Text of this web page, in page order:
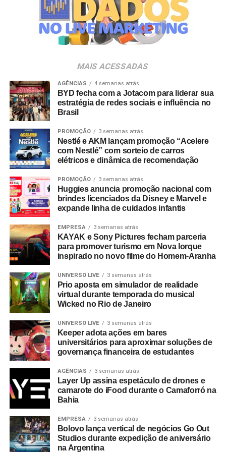
relacionamentos, ampliar onetworking e gerar novos
negócios. As possibilidades de ativação e experiência de
marca em eventos são infinitas”, analisa Luciana Dantas,
vice-presidente da ALAGEV.
A preferência por experiências presenciais também é
Travel Index
apontam que 80% dos colaboradores
consideram viagens de incentivo a forma mais relevante
de reconhecimento profissional — contra 20% que optam
por bonificações financeiras ou bens materiais. A
pesquisa revela ainda que essas ativações aumentam a
retenção de lembrança de marca em até 35%, além de
96% dos entrevistados relatarem incremento na
motivação.
No âmbito comercial, organizações com programas
estruturados de viagens de incentivo registram até três
vezes mais chances de ultrapassar suas metas de
vendas em comparação com concorrentes sem
programas similares.
A Copa do Mundo do México, Estados Unidos e Canadá
figurou como um dos grandes catalisadores do setor.
Segundo números da FIFA, foram comercializados mais
de 607 mil pacotes de hospitalidade durante o torneio
mundial. Do total de compradores corporativos do
programa oficial, 40% integravam o segmento B2B,
figurando o Brasil entre os dez principais mercados
globais consumidores da modalidade.
A relevância das experiências esportivas de grande porte
exige planejamento de longo prazo, com marcas já
estruturando ações voltadas para a Copa do Mundo de
2030, que terá partidas distribuídas entre Espanha,
Portugal, Marrocos, Uruguai, Argentina e Paraguai.
Entre as sedes, o governo do Marrocos antecipou
MAIS ACESSADAS
AGÊNCIAS 4 semanas atrás
BYD fecha com a Jotacom para liderar sua
estratégia de redes sociais e influência no
Brasil
PROMOÇÃO 3 semanas atrás
Nestlé e AKM lançam promoção “Acelere
com Nestlé” com sorteio de carros
elétricos e dinâmica de recomendação
PROMOÇÃO 3 semanas atrás
Huggies anuncia promoção nacional com
brindes licenciados da Disney e Marvel e
expande linha de cuidados infantis
EMPRESA 3 semanas atrás
KAYAK e Sony Pictures fecham parceria
para promover turismo em Nova Iorque
inspirado no novo filme do Homem-Aranha
UNIVERSO LIVE 3 semanas atrás
Prio aposta em simulador de realidade
virtual durante temporada do musical
Wicked no Rio de Janeiro
UNIVERSO LIVE 3 semanas atrás
Keeper adota ações em bares
universitários para aproximar soluções de
governança financeira de estudantes
AGÊNCIAS 3 semanas atrás
Layer Up assina espetáculo de drones e
camarote do iFood durante o Camaforró na
Bahia
EMPRESA 3 semanas atrás
Bolovo lança vertical de negócios Go Out
Studios durante expedição de aniversário
na Argentina